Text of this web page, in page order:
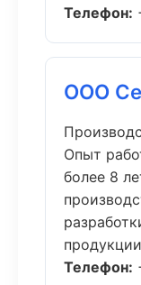
Телефон:
ООО
Опыт
более 8
Телефон: